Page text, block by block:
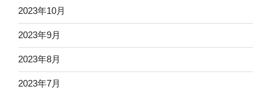
2023年10月
2023年9月
2023年8月
2023年7月